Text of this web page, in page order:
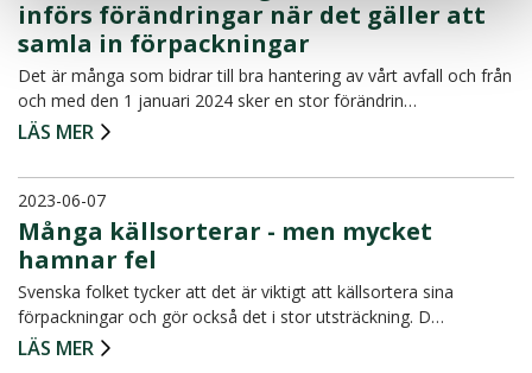
införs förändringar när det gäller att
samla in förpackningar
Det är många som bidrar till bra hantering av vårt avfall och från
och med den 1 januari 2024 sker en stor förändrin…
LÄS MER
2023-06-07
Många källsorterar - men mycket
hamnar fel
Svenska folket tycker att det är viktigt att källsortera sina
förpackningar och gör också det i stor utsträckning. D…
LÄS MER